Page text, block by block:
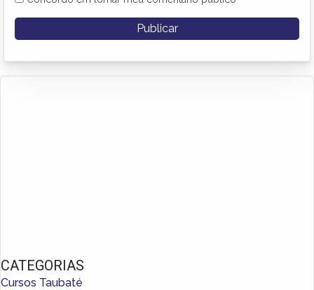
CATEGORIAS
Cursos Taubaté